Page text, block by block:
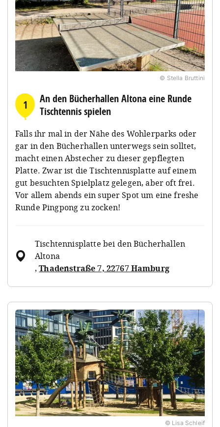
© Stella Bruttini
1
An den Bücherhallen Altona eine Runde
Tischtennis spielen
Falls ihr mal in der Nähe des Wohlerparks oder
gar in den Bücherhallen unterwegs sein solltet,
macht einen Abstecher zu dieser gepflegten
Platte. Zwar ist die Tischtennisplatte auf einem
gut besuchten Spielplatz gelegen, aber oft frei.
Vor allem abends ein super Spot um eine freshe
Runde Pingpong zu zocken!
Tischtennisplatte bei den Bücherhallen
Altona
,Thadenstraße 7, 22767 Hamburg
© Lisa Schleif